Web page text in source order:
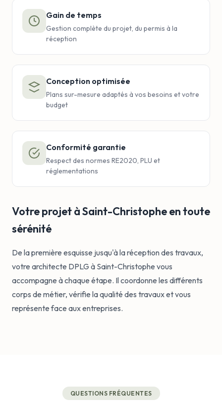
Gain de temps
Gestion complète du projet, du permis à la
réception
Conception optimisée
Plans sur-mesure adaptés à vos besoins et votre
budget
Conformité garantie
Respect des normes RE2020, PLU et
réglementations
Votre projet à Saint-Christophe en toute
sérénité
De la première esquisse jusqu'à la réception des travaux,
votre architecte DPLG à Saint-Christophe vous
accompagne à chaque étape. Il coordonne les différents
corps de métier, vérifie la qualité des travaux et vous
représente face aux entreprises.
QUESTIONS FRÉQUENTES